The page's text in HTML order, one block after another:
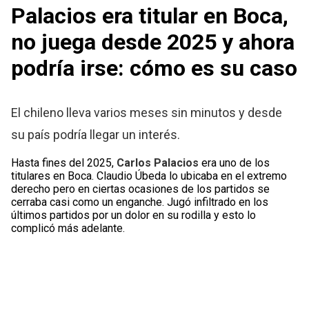
Palacios era titular en Boca,
no juega desde 2025 y ahora
podría irse: cómo es su caso
El chileno lleva varios meses sin minutos y desde
su país podría llegar un interés.
Hasta fines del 2025, Carlos Palacios era uno de los
titulares en Boca. Claudio Úbeda lo ubicaba en el extremo
derecho pero en ciertas ocasiones de los partidos se
cerraba casi como un enganche. Jugó infiltrado en los
últimos partidos por un dolor en su rodilla y esto lo
complicó más adelante.